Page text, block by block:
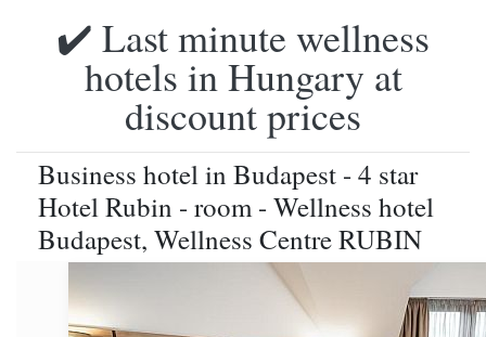
✔️ Last minute wellness
hotels in Hungary at
discount prices
Business hotel in Budapest - 4 star
Hotel Rubin - room - Wellness hotel
Budapest, Wellness Centre RUBIN